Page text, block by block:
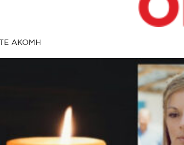
ΑΚΟΜΗ